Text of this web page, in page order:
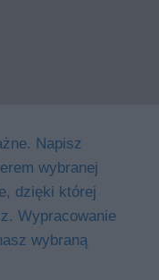
Napisz
wybranej
dzięki której
Wypracowanie
wybraną